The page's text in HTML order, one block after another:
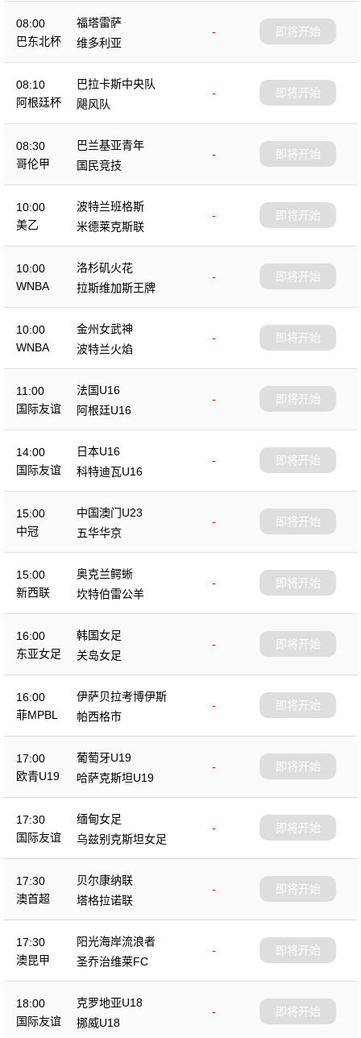
08:00
巴东北杯
福塔雷萨
-
维多利亚
即将开始
08:10
阿根廷杯
巴拉卡斯中央队
-
飓风队
即将开始
08:30
哥伦甲
巴兰基亚青年
-
国民竞技
即将开始
10:00
美乙
波特兰班格斯
-
米德莱克斯联
即将开始
10:00
WNBA
洛杉矶火花
-
拉斯维加斯王牌
即将开始
10:00
WNBA
金州女武神
-
波特兰火焰
即将开始
11:00
国际友谊
法国U16
-
阿根廷U16
即将开始
14:00
国际友谊
日本U16
-
科特迪瓦U16
即将开始
15:00
中冠
中国澳门U23
-
五华华京
即将开始
15:00
新西联
奥克兰鳄蜥
-
坎特伯雷公羊
即将开始
16:00
东亚女足
韩国女足
-
关岛女足
即将开始
16:00
菲MPBL
伊萨贝拉考博伊斯
-
帕西格市
即将开始
17:00
欧青U19
葡萄牙U19
-
哈萨克斯坦U19
即将开始
17:30
国际友谊
缅甸女足
-
乌兹别克斯坦女足
即将开始
17:30
澳首超
贝尔康纳联
-
塔格拉诺联
即将开始
17:30
澳昆甲
阳光海岸流浪者
-
圣乔治维莱FC
即将开始
18:00
国际友谊
克罗地亚U18
-
挪威U18
即将开始